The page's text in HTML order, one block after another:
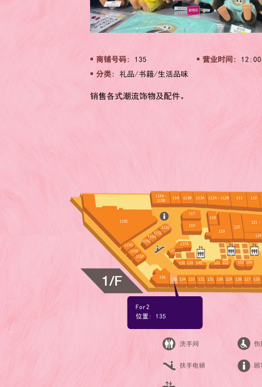
商铺号码: 135 营业时间:
分类: 礼品/书籍/生活品味
销售各式潮流饰物及配件。
For2
位置: 135
洗手间 伤
扶手电梯 顾